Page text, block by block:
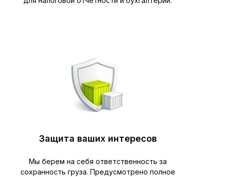
Защита ваших интересов
Мы берем на себя ответственность за
сохранность груза. Предусмотрено полное